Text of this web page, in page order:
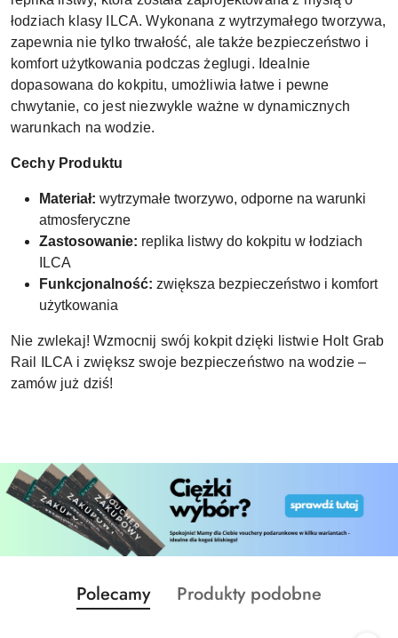
łodziach klasy ILCA. Wykonana z wytrzymałego tworzywa,
zapewnia nie tylko trwałość, ale także bezpieczeństwo i
komfort użytkowania podczas żeglugi. Idealnie
dopasowana do kokpitu, umożliwia łatwe i pewne
chwytanie, co jest niezwykle ważne w dynamicznych
warunkach na wodzie.
Cechy Produktu
Materiał: wytrzymałe tworzywo, odporne na warunki
atmosferyczne
Zastosowanie: replika listwy do kokpitu w łodziach
ILCA
Funkcjonalność: zwiększa bezpieczeństwo i komfort
użytkowania
Nie zwlekaj! Wzmocnij swój kokpit dzięki listwie Holt Grab
Rail ILCA i zwiększ swoje bezpieczeństwo na wodzie –
zamów już dziś!
Pomiń karuzelę produktów
Produkty
o
Polecamy
Produkty
Produkty podobne